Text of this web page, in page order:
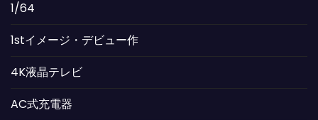
1/64
1stイメージ・デビュー作
4K液晶テレビ
AC式充電器